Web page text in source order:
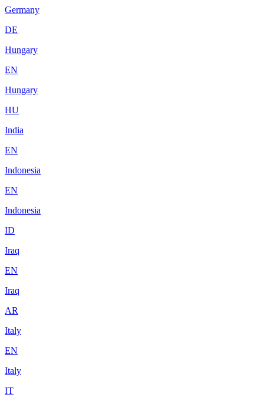
Germany
DE
Hungary
EN
Hungary
HU
India
EN
Indonesia
EN
Indonesia
ID
Iraq
EN
Iraq
AR
Italy
EN
Italy
IT